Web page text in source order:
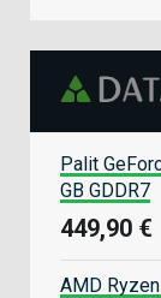
Palit
GB GDDR7
449,90 €
AMD